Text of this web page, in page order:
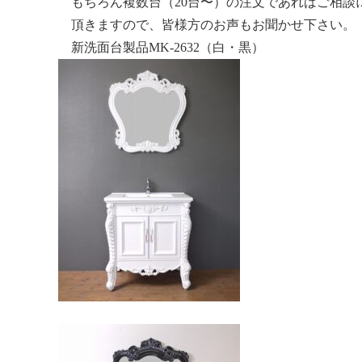
頂きますので、皆様方のお声もお聞かせ下さい。
新洗面台製品MK-2632（白・黒）